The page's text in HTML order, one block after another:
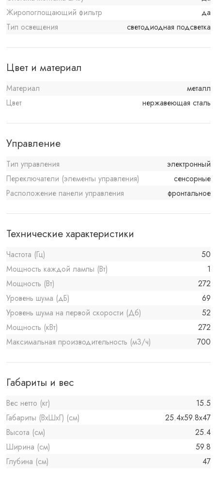
Жиропоглощающий фильтр
да
Тип освещения
светодиодная подсветка
Цвет и материал
Материал
металл
Цвет
нержавеющая сталь
Управление
Тип управления
электронный
Переключатели (элементы управления)
сенсорные
Расположение панели управления
фронтальное
Технические характеристики
Частота (Гц)
50
Мощность каждой лампы (Вт)
1
Мощность (Вт)
272
Уровень шума (дБ)
69
Уровень шума на первой скорости (Дб)
52
Мощность (кВт)
272
Максимальная производительность (м3/ч)
700
Габариты и вес
Вес нетто (кг)
15.5
Габариты (ВхШхГ) (см)
25.4х59.8х47
Высота (см)
25.4
Ширина (см)
59.8
Глубина (см)
47